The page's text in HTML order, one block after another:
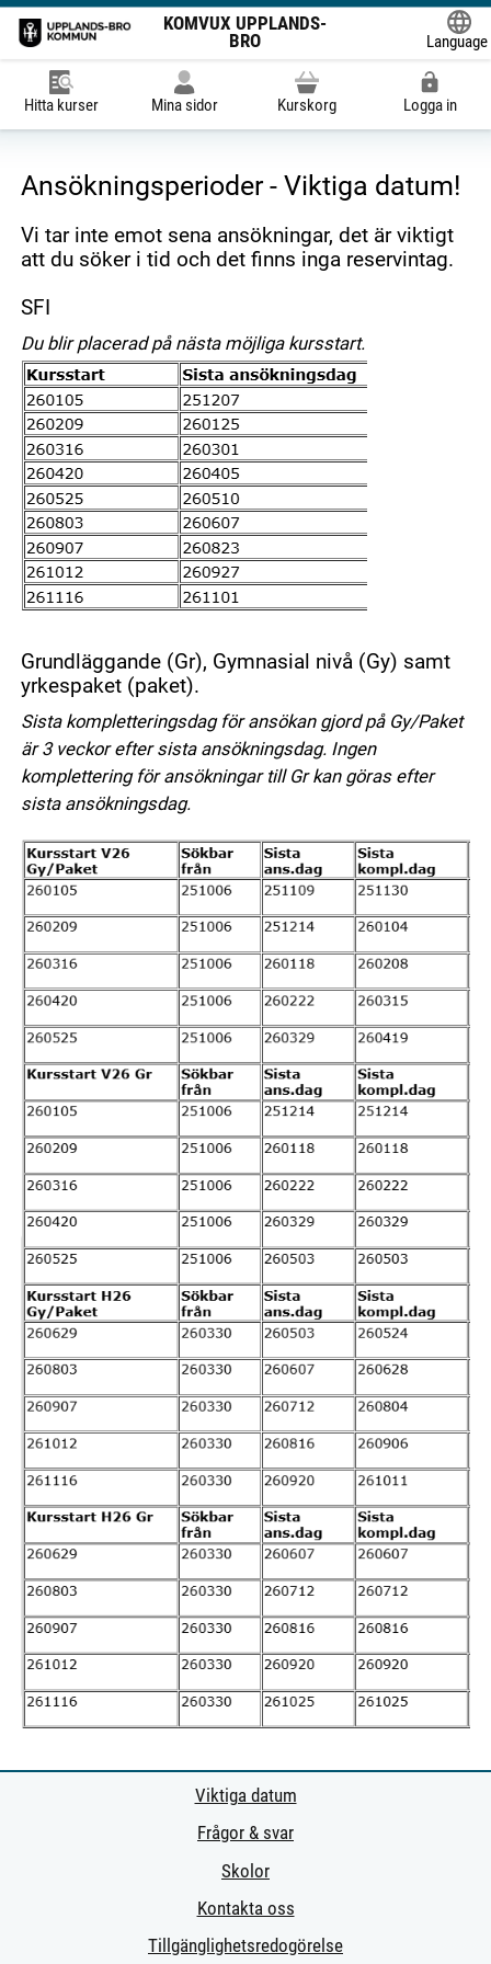
KOMVUX UPPLANDS-
BRO
Language
Hitta kurser Mina sidor Kurskorg Logga in
Ansökningsperioder - Viktiga datum!
Vi tar inte emot sena ansökningar, det är viktigt
att du söker i tid och det finns inga reservintag.
SFI
Du blir placerad på nästa möjliga kursstart.
Grundläggande (Gr), Gymnasial nivå (Gy) samt
yrkespaket (paket).
Sista kompletteringsdag för ansökan gjord på Gy/Paket
är 3 veckor efter sista ansökningsdag. Ingen
komplettering för ansökningar till Gr kan göras efter
sista ansökningsdag.
Viktiga datum
Frågor & svar
Skolor
Kontakta oss
Tillgänglighetsredogörelse